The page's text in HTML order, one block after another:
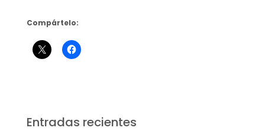
Compártelo:
Entradas recientes